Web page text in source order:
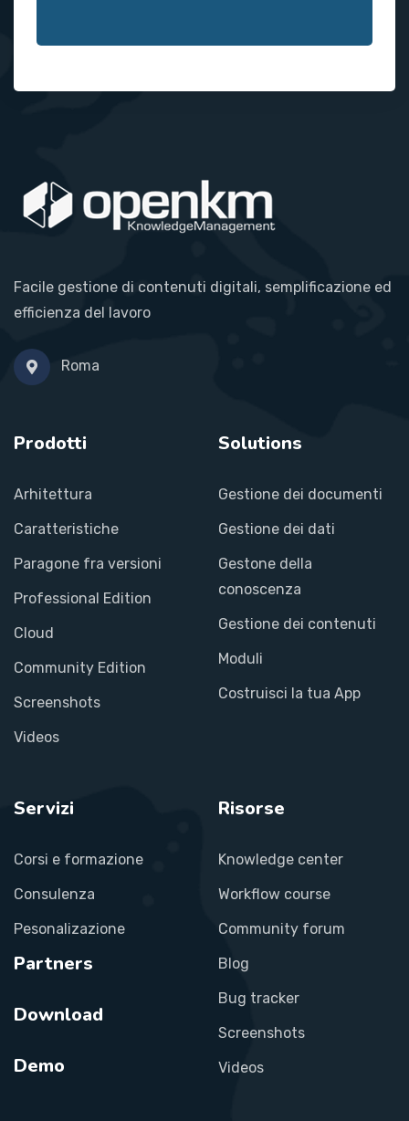
Facile gestione di contenuti digitali, semplificazione ed
efficienza del lavoro
Roma
Prodotti
Arhitettura
Caratteristiche
Paragone fra versioni
Professional Edition
Cloud
Community Edition
Screenshots
Videos
Solutions
Gestione dei documenti
Gestione dei dati
Gestone della
conoscenza
Gestione dei contenuti
Moduli
Costruisci la tua App
Servizi
Corsi e formazione
Consulenza
Pesonalizazione
Partners
Download
Demo
Risorse
Knowledge center
Workflow course
Community forum
Blog
Bug tracker
Screenshots
Videos